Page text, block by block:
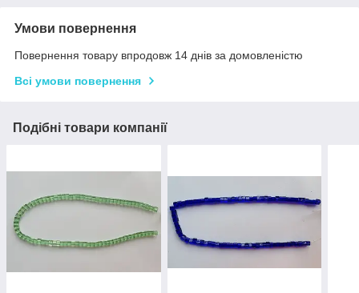
Умови повернення
Повернення товару впродовж 14 днів за домовленістю
Всі умови повернення
Подібні товари компанії